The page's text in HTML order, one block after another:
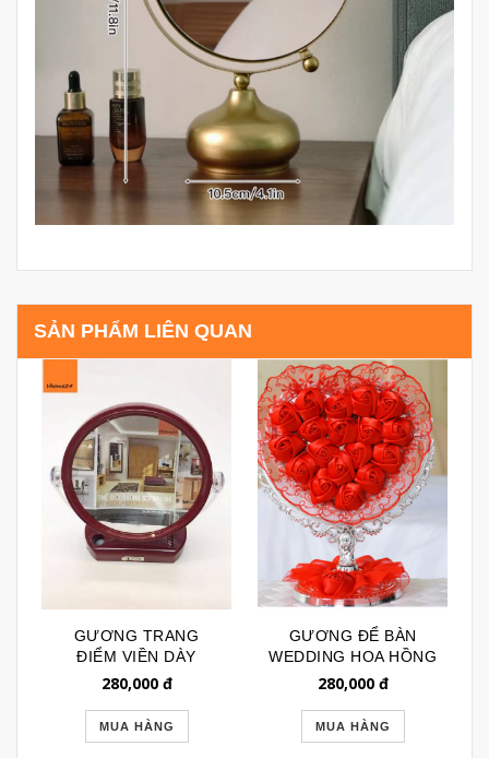
SẢN PHẨM LIÊN QUAN
GƯƠNG TRANG
ĐIỂM VIỀN DÀY
CHÂN ĐẾ MÀU ĐỎ
280,000đ
MUA HÀNG
GƯƠNG ĐỂ BÀN
WEDDING HOA HỒNG
TIM ĐỎ 084
280,000đ
MUA HÀNG